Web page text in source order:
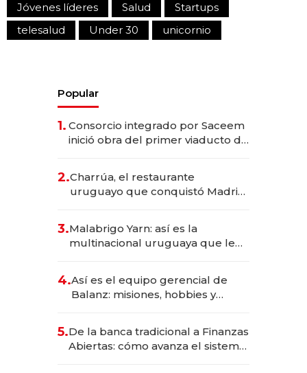
Jóvenes líderes
Salud
Startups
telesalud
Under 30 unicornio
Popular
1. Consorcio integrado por Saceem
inició obra del primer viaducto de
millones
2.Charrúa, el restaurante
uruguayo que conquistó Madrid:
anticipación y prepara apertura
3.Malabrigo Yarn: así es la
multinacional uruguaya que le
4.Así es el equipo gerencial de
Balanz: misiones, hobbies y
5.De la banca tradicional a Finanzas
Abiertas: cómo avanza el sistema